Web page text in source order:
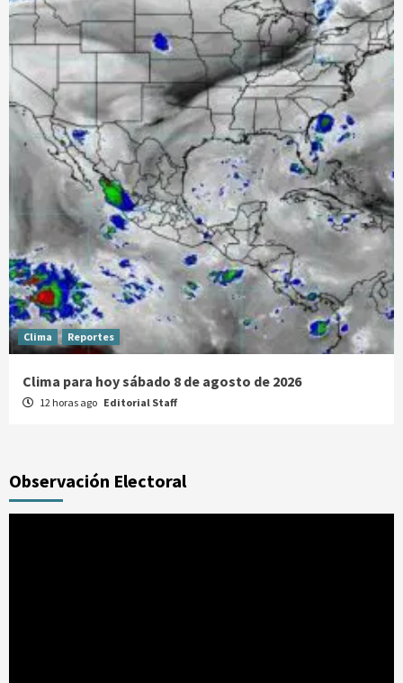
Clima Reportes
Clima para hoy sábado 8 de agosto de 2026
12 horas ago Editorial Staff
Observación Electoral